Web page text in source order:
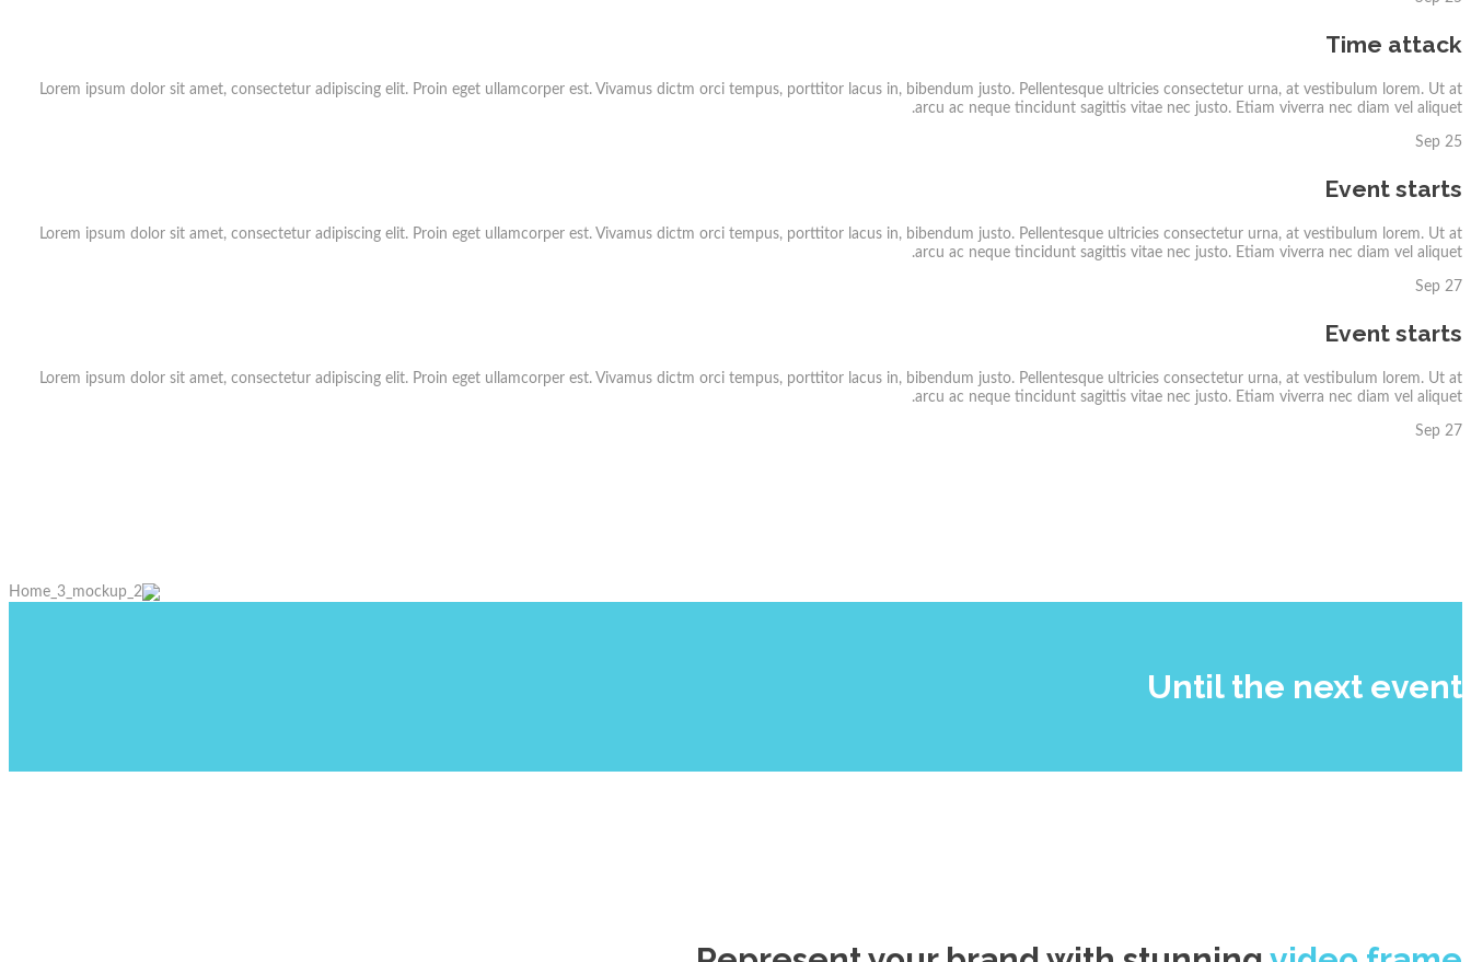
Time attack
Lorem ipsum dolor sit amet, consectetur adipiscing elit. Proin eget ullamcorper est. Vivamus dictm orci tempus, porttitor lacus in, bibendum justo. Pellentesque ultricies consectetur urna, at vestibulum lorem. Ut at
arcu ac neque tincidunt sagittis vitae nec justo. Etiam viverra nec diam vel aliquet.
Sep 25
Event starts
Lorem ipsum dolor sit amet, consectetur adipiscing elit. Proin eget ullamcorper est. Vivamus dictm orci tempus, porttitor lacus in, bibendum justo. Pellentesque ultricies consectetur urna, at vestibulum lorem. Ut at
arcu ac neque tincidunt sagittis vitae nec justo. Etiam viverra nec diam vel aliquet.
Sep 27
Event starts
Lorem ipsum dolor sit amet, consectetur adipiscing elit. Proin eget ullamcorper est. Vivamus dictm orci tempus, porttitor lacus in, bibendum justo. Pellentesque ultricies consectetur urna, at vestibulum lorem. Ut at
arcu ac neque tincidunt sagittis vitae nec justo. Etiam viverra nec diam vel aliquet.
Sep 27
Until the next event